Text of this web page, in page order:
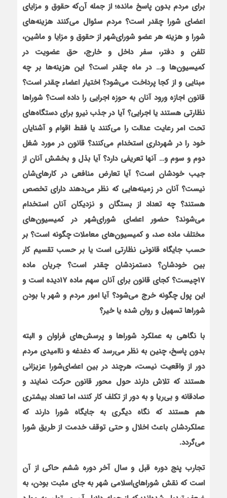
برای مردم بدون پاسخ مانده؛ از جمله آن‌که حقوق و مزاياي
اعضای شورا چقدر است؟ مردم سئوال مي‌کنند هزينه‌هاي
شورا و هزينه هر عضو شوراي‌شهر از حقوق و مزايا و ماشين،
تلفن و دفتر، سفر داخل و خارج، حق عضويت در
کميسيون‌ها و… در ماه چقدر است؟ اين هزينه‌ها بر چه
مبنایی و از کجا پرداخت می‌شود؟ اختيار اعضاء چقدر است؟
قانون اجازه ورود آنان به حوزه اجرايي را داده است؟ شوراها
نظارتي هستند يا اجرايي؟ آيا در جذب نيرو براي دستگاه‌هاي
تحت امر رعايت عدالت را مي‌کنند يا فقط اقوام و آشنایان
خود را در شهرداری استخدام می‌کنند؟ قانون در مورد شغل
دوم و سوم و… آنها تعريفي دارد؟ آيا بذل و بخشش آنان از
جيب خودشان است؟ آیا تعارض منافعی در کارهای‌شان
نیست؟ آنان در زمينه‌هايي که نظر مي‌دهند دارای تخصص
هستند؟ چه تعداد از بستگان و نزديکان آنان استخدام
مي‌شوند؟ حضور اعضای شوراي‌شهر در کميسيون‌هاي
مختلف ماده صد، و کميسيون‌هاي معاملات چگونه است؟ بر
حسب جايگاه قانوني نظارتي است يا بر حسب تقسيم کار
بين خودشان؟ دستمزدشان چقدر است؟ جريان ماده
17چيست؟ کجاي قانون براي آنان سهم ماده 17ديده است و
اين پول چگونه خرج مي‌شود؟ آيا امور مردم و شهر با بودن
شوراها تسهيل و روان شده يا خير؟
با نگاهی به عملکرد شوراها و پرسش‌های فراوان و البته
بدون پاسخ، چنين به نظر مي‌رسد که دغدغه و نااميدي مردم
دور از واقعيت نيست، هرچند در بين اعضای‌شورا عزيزاني
هستند که تلاش دارند حول محور قانون حرکت نمایند و
صادقانه و بي‌ريا و به دور از تکلف کار کنند، اما تعداد بیشتری
هم هستند که نگاه ديگري به جایگاه شورا دارند که
عملکردشان باعث اخلال و حتی توقف خدمت از طریق شورا
مي‌گردد.
تجارب پنج دوره قبل و سال آخر دوره ششم حاکي از آن
است که نقش شوراهاي‌اسلامي شهر به جاي مثبت بودن، به